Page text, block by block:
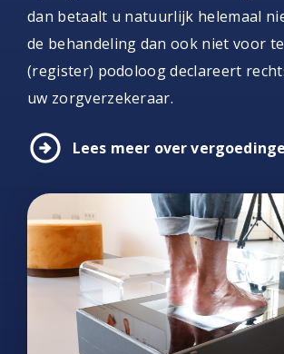
dan betaalt u natuurlijk helemaal
de behandeling dan ook niet voor
(register) podoloog declareert
uw zorgverzekeraar.
arrow_circle_right Lees meer over